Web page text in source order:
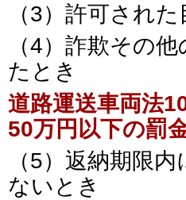
（3）許可され
（4）詐欺その
たとき
道路運送車両法
50万円以下の罰
（5）返納期限
ないとき